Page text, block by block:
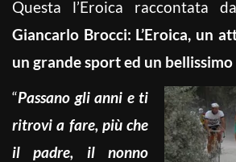
Questa l’Eroica raccontata
Giancarlo Brocci: L’Eroica, un
un grande sport ed un
“Passano gli anni e ti
ritrovi a fare, più che
il padre, il nonno